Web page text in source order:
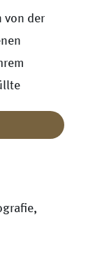
von der